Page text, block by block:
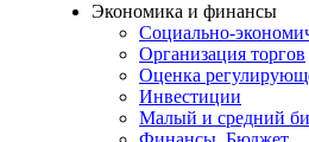
Экономика и финансы
Социально-
Организация торгов
Оценка
Инвестиции
Малый и средний